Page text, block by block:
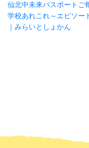
仙北中未来パスポートご
学校あれこれ～エピソー
｜みらいとしょかん